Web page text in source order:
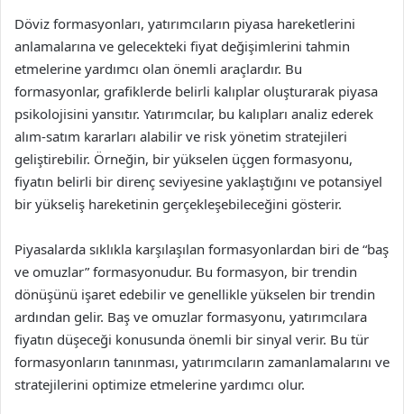
Döviz formasyonları, yatırımcıların piyasa hareketlerini
anlamalarına ve gelecekteki fiyat değişimlerini tahmin
etmelerine yardımcı olan önemli araçlardır. Bu
formasyonlar, grafiklerde belirli kalıplar oluşturarak piyasa
psikolojisini yansıtır. Yatırımcılar, bu kalıpları analiz ederek
alım-satım kararları alabilir ve risk yönetim stratejileri
geliştirebilir. Örneğin, bir yükselen üçgen formasyonu,
fiyatın belirli bir direnç seviyesine yaklaştığını ve potansiyel
bir yükseliş hareketinin gerçekleşebileceğini gösterir.
Piyasalarda sıklıkla karşılaşılan formasyonlardan biri de “baş
ve omuzlar” formasyonudur. Bu formasyon, bir trendin
dönüşünü işaret edebilir ve genellikle yükselen bir trendin
ardından gelir. Baş ve omuzlar formasyonu, yatırımcılara
fiyatın düşeceği konusunda önemli bir sinyal verir. Bu tür
formasyonların tanınması, yatırımcıların zamanlamalarını ve
stratejilerini optimize etmelerine yardımcı olur.